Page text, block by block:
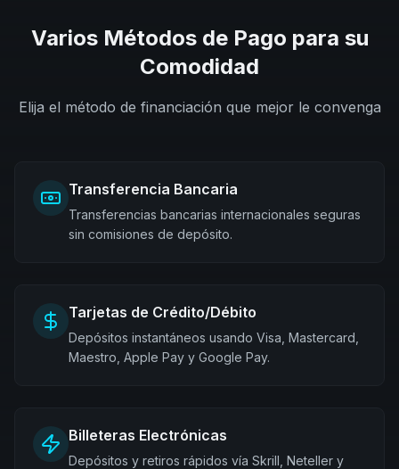
Varios Métodos de Pago para su
Comodidad
Elija el método de financiación que mejor le convenga
Transferencia Bancaria
Transferencias bancarias internacionales seguras
sin comisiones de depósito.
Tarjetas de Crédito/Débito
Depósitos instantáneos usando Visa, Mastercard,
Maestro, Apple Pay y Google Pay.
Billeteras Electrónicas
Depósitos y retiros rápidos vía Skrill, Neteller y